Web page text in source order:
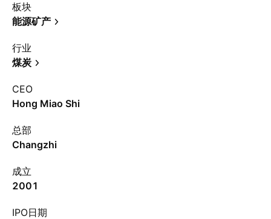
板块
能源矿产
行业
煤炭
CEO
Hong Miao Shi
总部
Changzhi
成立
2001
IPO日期